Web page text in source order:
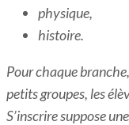
physique,
histoire.
Pour chaque
petits groupes, les
S’inscrire suppose